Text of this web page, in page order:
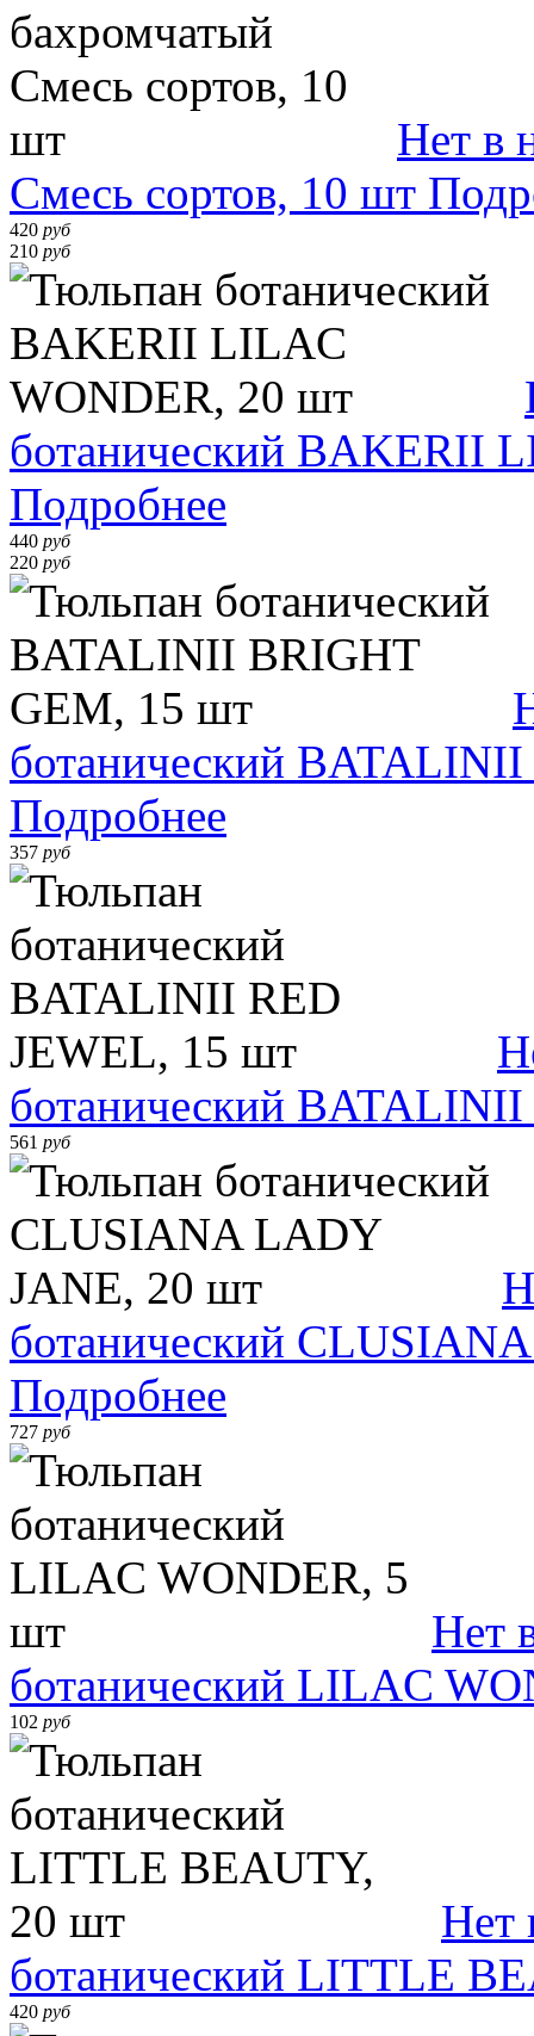
Нет в
Смесь сортов, 10 шт
420 руб
210 руб
ботанический BAKERII
Подробнее
440 руб
220 руб
ботанический
Подробнее
357 руб
ботанический
561 руб
ботанический
Подробнее
727 руб
Нет
ботанический LILAC
102 руб
Нет
ботанический LITTLE
420 руб